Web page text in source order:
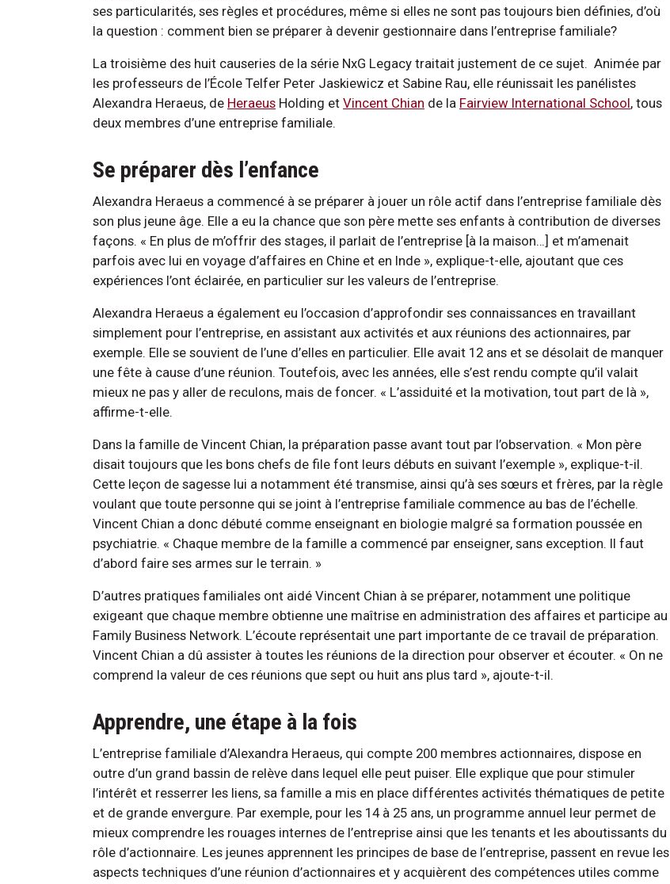
ses particularités, ses règles et procédures, même si elles ne sont pas toujours bien définies, d’où
la question : comment bien se préparer à devenir gestionnaire dans l’entreprise familiale?
La troisième des huit causeries de la série NxG Legacy traitait justement de ce sujet. Animée par
les professeurs de l’École Telfer Peter Jaskiewicz et Sabine Rau, elle réunissait les panélistes
Alexandra Heraeus, de Heraeus Holding et Vincent Chian de la Fairview International School, tous
deux membres d’une entreprise familiale.
Se préparer dès l’enfance
Alexandra Heraeus a commencé à se préparer à jouer un rôle actif dans l’entreprise familiale dès
son plus jeune âge. Elle a eu la chance que son père mette ses enfants à contribution de diverses
façons. « En plus de m’offrir des stages, il parlait de l’entreprise [à la maison…] et m’amenait
parfois avec lui en voyage d’affaires en Chine et en Inde », explique-t-elle, ajoutant que ces
expériences l’ont éclairée, en particulier sur les valeurs de l’entreprise.
Alexandra Heraeus a également eu l’occasion d’approfondir ses connaissances en travaillant
simplement pour l’entreprise, en assistant aux activités et aux réunions des actionnaires, par
exemple. Elle se souvient de l’une d’elles en particulier. Elle avait 12 ans et se désolait de manquer
une fête à cause d’une réunion. Toutefois, avec les années, elle s’est rendu compte qu’il valait
mieux ne pas y aller de reculons, mais de foncer. « L’assiduité et la motivation, tout part de là »,
affirme-t-elle.
Dans la famille de Vincent Chian, la préparation passe avant tout par l’observation. « Mon père
disait toujours que les bons chefs de file font leurs débuts en suivant l’exemple », explique-t-il.
Cette leçon de sagesse lui a notamment été transmise, ainsi qu’à ses sœurs et frères, par la règle
voulant que toute personne qui se joint à l’entreprise familiale commence au bas de l’échelle.
Vincent Chian a donc débuté comme enseignant en biologie malgré sa formation poussée en
psychiatrie. « Chaque membre de la famille a commencé par enseigner, sans exception. Il faut
d’abord faire ses armes sur le terrain. »
D’autres pratiques familiales ont aidé Vincent Chian à se préparer, notamment une politique
exigeant que chaque membre obtienne une maîtrise en administration des affaires et participe au
Family Business Network. L’écoute représentait une part importante de ce travail de préparation.
Vincent Chian a dû assister à toutes les réunions de la direction pour observer et écouter. « On ne
comprend la valeur de ces réunions que sept ou huit ans plus tard », ajoute-t-il.
Apprendre, une étape à la fois
L’entreprise familiale d’Alexandra Heraeus, qui compte 200 membres actionnaires, dispose en
outre d’un grand bassin de relève dans lequel elle peut puiser. Elle explique que pour stimuler
l’intérêt et resserrer les liens, sa famille a mis en place différentes activités thématiques de petite
et de grande envergure. Par exemple, pour les 14 à 25 ans, un programme annuel leur permet de
mieux comprendre les rouages internes de l’entreprise ainsi que les tenants et les aboutissants du
rôle d’actionnaire. Les jeunes apprennent les principes de base de l’entreprise, passent en revue les
aspects techniques d’une réunion d’actionnaires et y acquièrent des compétences utiles comme